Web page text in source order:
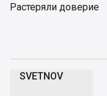
Растеряли доверие
SVETNOV